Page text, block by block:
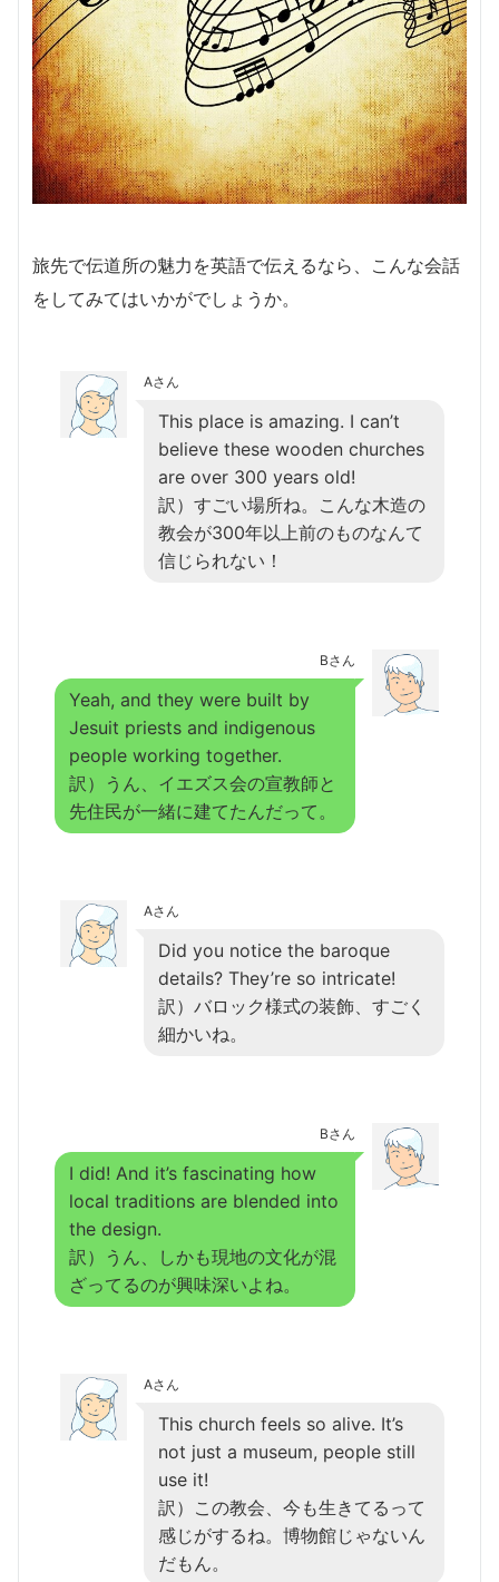
旅先で伝道所の魅力を英語で伝えるなら、こんな会話
をしてみてはいかがでしょうか。
Aさん
This place is amazing. I can’t
believe these wooden churches
are over 300 years old!
訳）すごい場所ね。こんな木造の
教会が300年以上前のものなんて
信じられない！
Bさん
Yeah, and they were built by
Jesuit priests and indigenous
people working together.
訳）うん、イエズス会の宣教師と
先住民が一緒に建てたんだって。
Aさん
Did you notice the baroque
details? They’re so intricate!
訳）バロック様式の装飾、すごく
細かいね。
Bさん
I did! And it’s fascinating how
local traditions are blended into
the design.
訳）うん、しかも現地の文化が混
ざってるのが興味深いよね。
Aさん
This church feels so alive. It’s
not just a museum, people still
use it!
訳）この教会、今も生きてるって
感じがするね。博物館じゃないん
だもん。